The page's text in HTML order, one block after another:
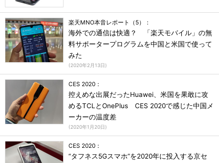
楽天MNO本音レポート（5）：
海外での通信は快適？ 「楽天モバイル」の無
料サポータープログラムを中国と米国で使って
みた
(2020年2月13日)
CES 2020：
控えめな出展だったHuawei、米国を果敢に攻
めるTCLとOnePlus CES 2020で感じた中国メ
ーカーの温度差
(2020年1月20日)
CES 2020：
“タフネス5Gスマホ”を2020年に投入する京セ